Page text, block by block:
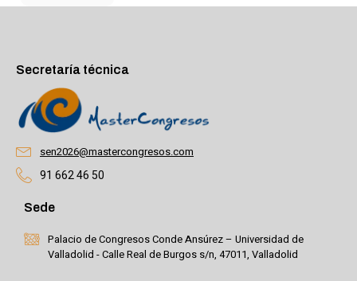
Secretaría técnica
sen2026@mastercongresos.com
91 662 46 50
Sede
Palacio de Congresos Conde Ansúrez – Universidad de
Valladolid - Calle Real de Burgos s/n, 47011, Valladolid